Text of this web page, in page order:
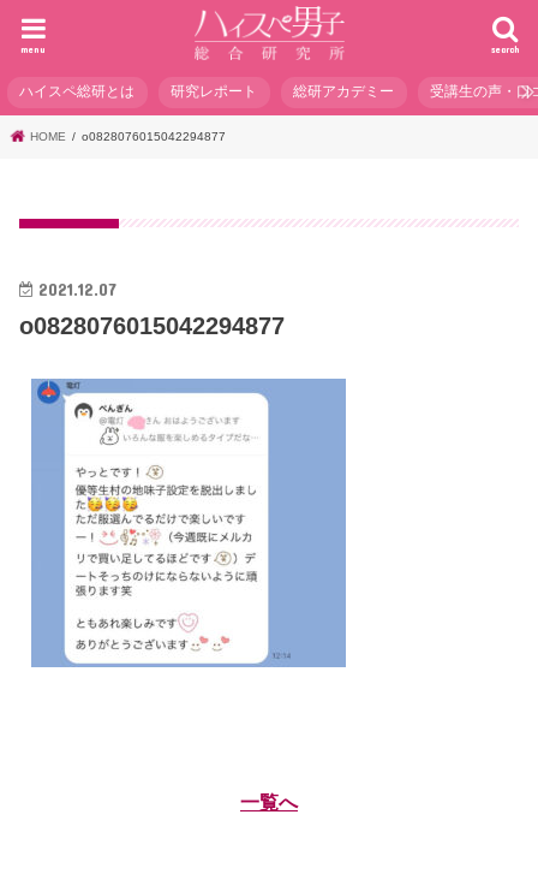
search
menu
ハイスペ総研とは 研究レポート 総研アカデミー 受講生の声・口
HOME o0828076015042294877
2021.12.07
o0828076015042294877
一覧へ